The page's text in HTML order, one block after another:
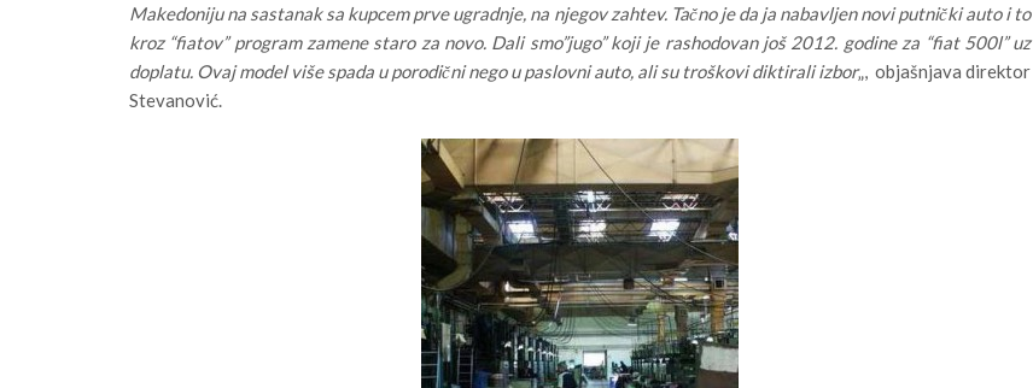
Makedoniju na sastanak sa kupcem prve ugradnje, na njegov zahtev. Tačno je da ja nabavljen novi putnički auto i to
kroz “fiatov” program zamene staro za novo. Dali smo”jugo” koji je rashodovan još 2012. godine za “fiat 500l” uz
doplatu. Ovaj model više spada u porodični nego u paslovni auto, ali su troškovi diktirali izbor„, objašnjava direktor
Stevanović.